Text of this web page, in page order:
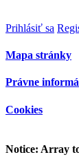
Prihlásiť sa
Mapa stránky
Právne
Cookies
Notice: Array